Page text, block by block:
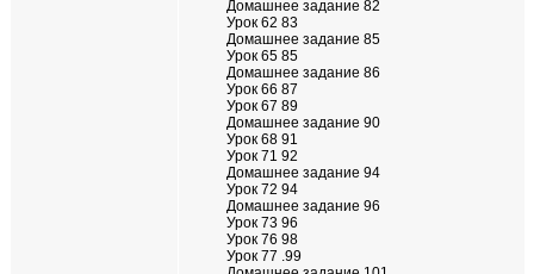
Домашнее задание 82
Урок 62 83
Домашнее задание 85
Урок 65 85
Домашнее задание 86
Урок 66 87
Урок 67 89
Домашнее задание 90
Урок 68 91
Урок 71 92
Домашнее задание 94
Урок 72 94
Домашнее задание 96
Урок 73 96
Урок 76 98
Урок 77 .99